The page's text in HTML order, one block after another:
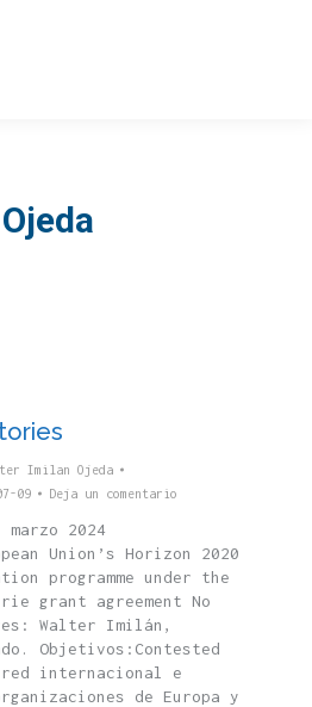
Imilan Ojeda
09 Deja un comentario
2024
Union’s Horizon 2020
programme under the
grant agreement No
Walter Imilán,
Objetivos:Contested
internacional e
de Europa y